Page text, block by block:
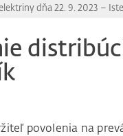
dňa 22. 9. 2023 –
povolenia na